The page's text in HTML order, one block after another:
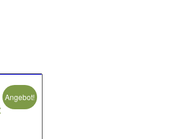
Aktueller
Angebot!